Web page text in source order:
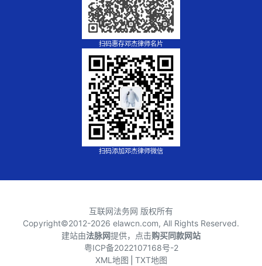
扫码惠存邓杰律师名片
扫码添加邓杰律师微信
互联网法务网 版权所有
Copyright©2012-2026 elawcn.com, All Rights Reserved.
建站由法脉网提供，点击购买同款网站
粤ICP备2022107168号-2
XML地图 TXT地图